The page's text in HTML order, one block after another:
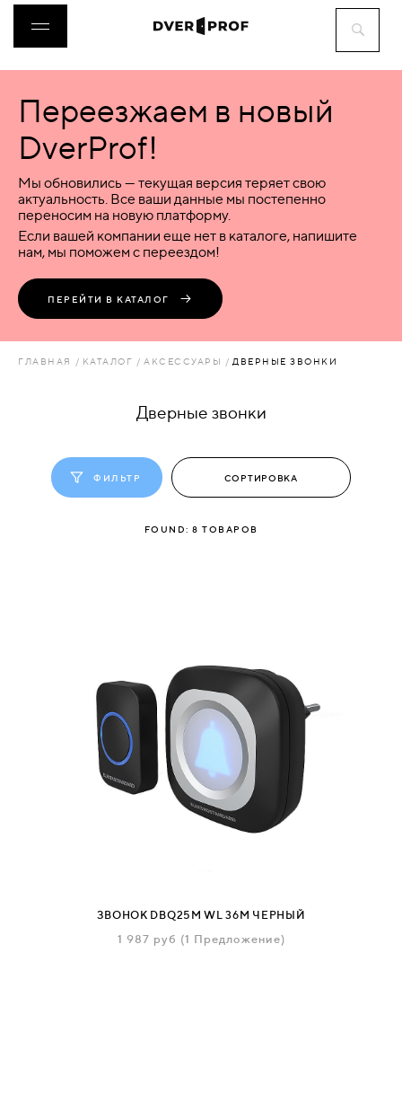
ДВЕРИ
ФУРНИТУРА
ВОРОТА
ПЕРЕГОРОДКИ
ЗАВКИ
ИНТЕРЕСНЫЕ
Переезжаем в новый
DverProf!
Мы обновились — текущая версия теряет свою
актуальность. Все ваши данные мы постепенно
переносим на новую платформу.
Если вашей компании еще нет в каталоге, напишите
нам, мы поможем с переездом!
ПЕРЕЙТИ В КАТАЛОГ
ГЛАВНАЯ КАТАЛОГ АКСЕССУАРЫ ДВЕРНЫЕ ЗВОНКИ
Дверные звонки
ФИЛЬТР
FOUND: 8 ТОВАРОВ
ЗВОНОК DBQ25M WL 36M ЧЕРНЫЙ
1 987 руб (1 Предложение)